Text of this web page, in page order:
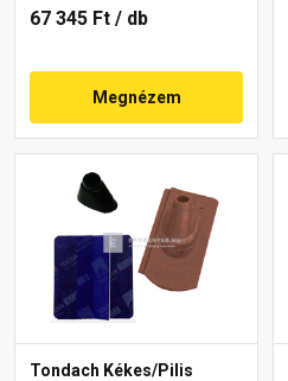
67 345 Ft / db
Megnézem
Tondach Kékes/Pilis